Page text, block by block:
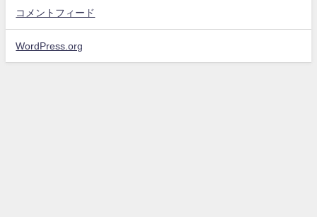
コメントフィード
WordPress.org